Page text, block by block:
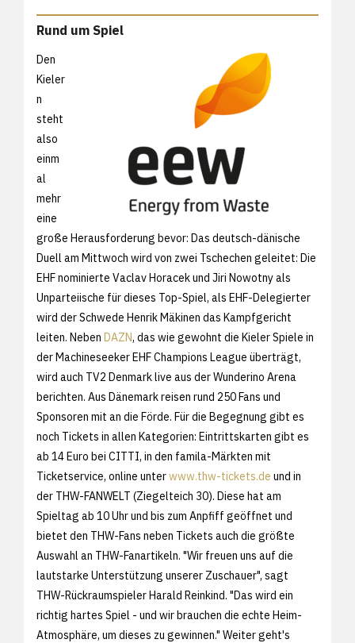
Rund um Spiel
Den
Kieler
n
steht
also
einm
al
mehr
eine
große Herausforderung bevor: Das deutsch-dänische
Duell am Mittwoch wird von zwei Tschechen geleitet: Die
EHF nominierte Vaclav Horacek und Jiri Nowotny als
Unparteiische für dieses Top-Spiel, als EHF-Delegierter
wird der Schwede Henrik Mäkinen das Kampfgericht
leiten. Neben DAZN, das wie gewohnt die Kieler Spiele in
der Machineseeker EHF Champions League überträgt,
wird auch TV2 Denmark live aus der Wunderino Arena
berichten. Aus Dänemark reisen rund 250 Fans und
Sponsoren mit an die Förde. Für die Begegnung gibt es
noch Tickets in allen Kategorien: Eintrittskarten gibt es
ab 14 Euro bei CITTI, in den famila-Märkten mit
Ticketservice, online unterwww.thw-tickets.de und in
der THW-FANWELT (Ziegelteich 30). Diese hat am
Spieltag ab 10 Uhr und bis zum Anpfiff geöffnet und
bietet den THW-Fans neben Tickets auch die größte
Auswahl an THW-Fanartikeln. "Wir freuen uns auf die
lautstarke Unterstützung unserer Zuschauer", sagt
THW-Rückraumspieler Harald Reinkind. "Das wird ein
richtig hartes Spiel - und wir brauchen die echte Heim-
Atmosphäre, um dieses zu gewinnen." Weiter geht's